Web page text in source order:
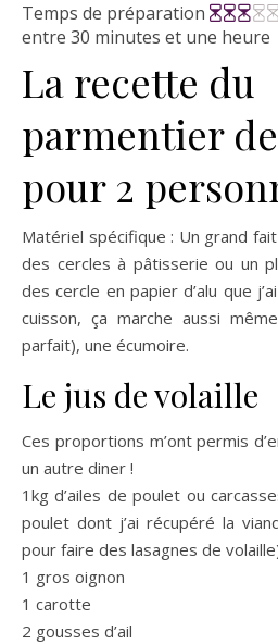
Temps de préparation
entre 30 minutes et une heure
La recette du
parmentier
pour 2
Matériel spécifique : Un grand
des cercles à pâtisserie ou un
des cercle en papier d’alu que
cuisson, ça marche aussi
parfait), une écumoire.
Le jus de volaille
Ces proportions m’ont permis
un autre diner !
1kg d’ailes de poulet ou
poulet dont j’ai récupéré la
pour faire des lasagnes de
1 gros oignon
1 carotte
2 gousses d’ail